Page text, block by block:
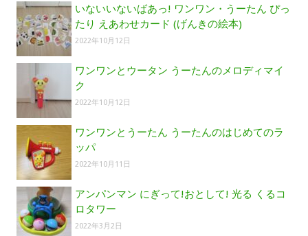
いないいないばあっ! ワンワン・うーたん ぴっ
たり えあわせカード (げんきの絵本)
2022年10月12日
ワンワンとウータン うーたんのメロディマイ
ク
2022年10月12日
ワンワンとうーたん うーたんのはじめてのラ
ッパ
2022年10月11日
アンパンマン にぎって!おとして! 光る くるコ
ロタワー
2022年3月2日